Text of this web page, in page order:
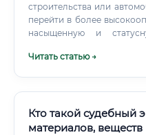
строительства или
перейти в более
насыщенную и
внимания. Начните с
востребованных
России.
Читать статью →
Кто такой судебный
материалов,